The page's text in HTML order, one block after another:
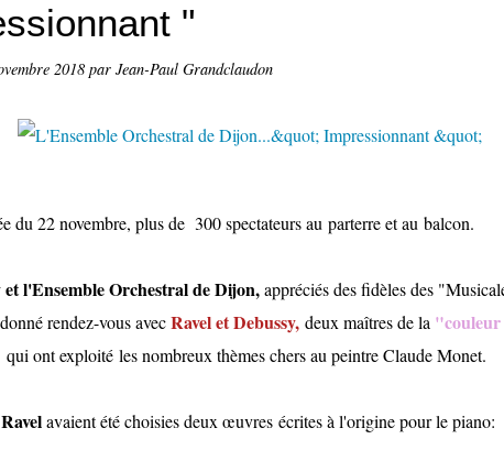
"
2018 par Jean-Paul Grandclaudon
du 22 novembre, plus de 300 spectateurs au parterre et au balcon.
et l'Ensemble Orchestral de Dijon,appréciés des fidèles des
rendez-vous avecRavel et Debussy, deux maîtres de la "couleur
qui ont exploité les nombreux thèmes chers au peintre Claude Monet.
avaient été choisies deux œuvres écrites à l'origine pour le piano: